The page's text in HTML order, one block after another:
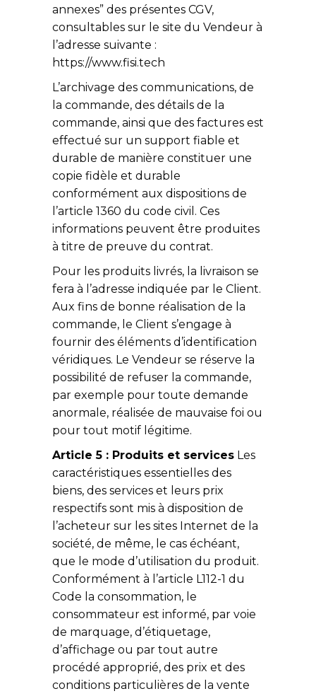
annexes” des présentes CGV,
consultables sur le site du Vendeur à
l’adresse suivante :
https://www.fisi.tech
L’archivage des communications, de
la commande, des détails de la
commande, ainsi que des factures est
effectué sur un support fiable et
durable de manière constituer une
copie fidèle et durable
conformément aux dispositions de
l’article 1360 du code civil. Ces
informations peuvent être produites
à titre de preuve du contrat.
Pour les produits livrés, la livraison se
fera à l’adresse indiquée par le Client.
Aux fins de bonne réalisation de la
commande, le Client s’engage à
fournir des éléments d’identification
véridiques. Le Vendeur se réserve la
possibilité de refuser la commande,
par exemple pour toute demande
anormale, réalisée de mauvaise foi ou
pour tout motif légitime.
Article 5 : Produits et services Les
caractéristiques essentielles des
biens, des services et leurs prix
respectifs sont mis à disposition de
l’acheteur sur les sites Internet de la
société, de même, le cas échéant,
que le mode d’utilisation du produit.
Conformément à l’article L112-1 du
Code la consommation, le
consommateur est informé, par voie
de marquage, d’étiquetage,
d’affichage ou par tout autre
procédé approprié, des prix et des
conditions particulières de la vente